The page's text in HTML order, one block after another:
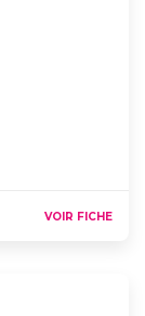
VOIR FICHE